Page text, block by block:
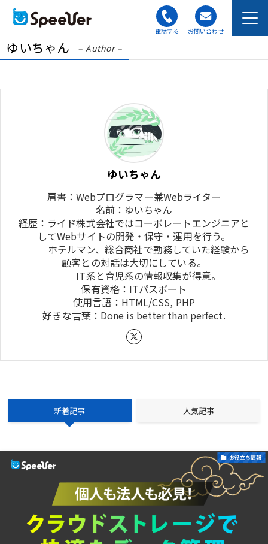
電話する お問い合わせ
ゆいちゃん – Author –
ゆいちゃん
肩書：Webプログラマー兼Webライター
名前：ゆいちゃん
経歴：ライド株式会社ではコーポレートエンジニアと
してWebサイトの開発・保守・運用を行う。
ホテルマン、総合商社で勤務していた経験から
顧客との対話は大切にしている。
IT系と育児系の情報収集が得意。
保有資格：ITパスポート
使用言語：HTML/CSS, PHP
好きな言葉：Done is better than perfect.
新着記事 人気記事
お役立ち情報